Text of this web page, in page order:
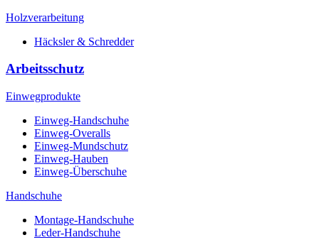
Holzverarbeitung
Häcksler & Schredder
Arbeitsschutz
Einwegprodukte
Einweg-Handschuhe
Einweg-Overalls
Einweg-Mundschutz
Einweg-Hauben
Einweg-Überschuhe
Handschuhe
Montage-Handschuhe
Leder-Handschuhe